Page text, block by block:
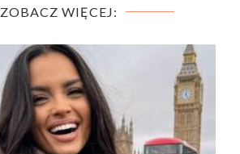
ZOBACZ WIĘCEJ: